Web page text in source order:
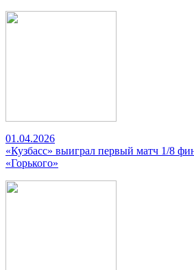
01.04.2026
«Кузбасс» выиграл первый матч 1/8
«Горького»